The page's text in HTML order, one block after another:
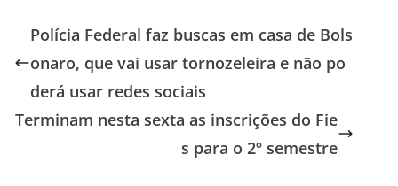
Polícia Federal faz buscas em casa de Bols
onaro, que vai usar tornozeleira e não po
derá usar redes sociais
Terminam nesta sexta as inscrições do Fie
s para o 2º semestre